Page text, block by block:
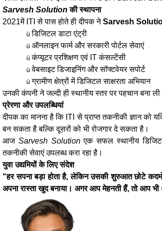
Sarvesh Solution की स्थापना
2021में ITI से पास होते ही दीपक नेSarvesh
üडिजिटल डाटा एंट्री
ü ऑनलाइन फार्म और सरकारी पोर्टल सेवाएं
üकंप्यूटर प्रशिक्षण एवं IT कंसल्टेंसी
üवेबसाइट डिजाइनिंग और सॉफ्टवेयर सपोर्ट
üग्रामीण क्षेत्रों में डिजिटल साक्षरता अभियान
उनकी कंपनी ने जल्दी ही स्थानीय स्तर पर पहचान बना
प्रेरणा और उपलब्धियां
दीपक का मानना है कि ITI से प्राप्त तकनीकी ज्ञान को
बन सकता है बल्कि दूसरों को भी रोजगार दे सकता है।
आज Sarvesh Solutionएक सफल स्थानीय
तकनीकी सेवाएं उपलब्ध करा रहा है।
युवा उद्यमियों के लिए संदेश
"हर सपना बड़ा होता है, लेकिन उसकी शुरुआत छोटे
अपना रास्ता खुद बनाया। अगर आप मेहनती हैं, तो आप